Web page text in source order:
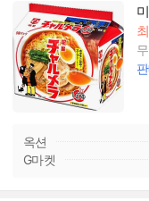
옥션
G마켓